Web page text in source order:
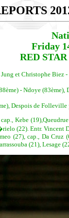
Friday
RED
et Christophe Biez
- Ndoye
Despois de
Kebe
(22). Entr. Vincent
(27), cap., Da
(21), Lesage